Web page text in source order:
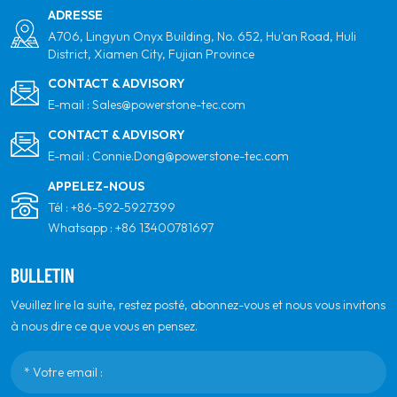
ADRESSE
A706, Lingyun Onyx Building, No. 652, Hu'an Road, Huli
District, Xiamen City, Fujian Province
CONTACT & ADVISORY
E-mail : Sales@powerstone-tec.com
CONTACT & ADVISORY
E-mail : Connie.Dong@powerstone-tec.com
APPELEZ-NOUS
Tél : +86-592-5927399
Whatsapp : +86 13400781697
BULLETIN
Veuillez lire la suite, restez posté, abonnez-vous et nous vous invitons
à nous dire ce que vous en pensez.